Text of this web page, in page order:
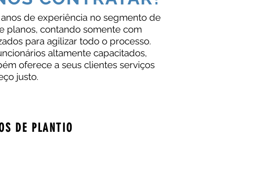
de experiência no segmento de
planos, contando somente com
para agilizar todo o processo.
altamente capacitados,
oferece a seus clientes serviços
justo.
DE PLANTIO